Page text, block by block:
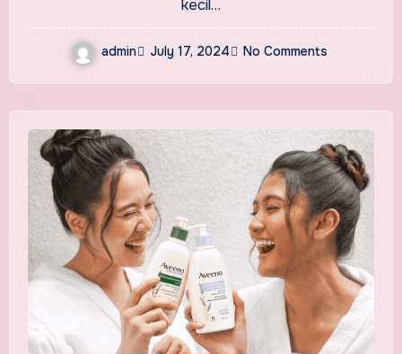
kecil…
admin July 17, 2024 No Comments